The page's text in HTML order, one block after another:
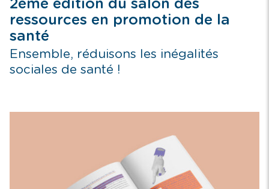
2ème édition du salon des
ressources en promotion de la
santé
Ensemble, réduisons les inégalités
sociales de santé !